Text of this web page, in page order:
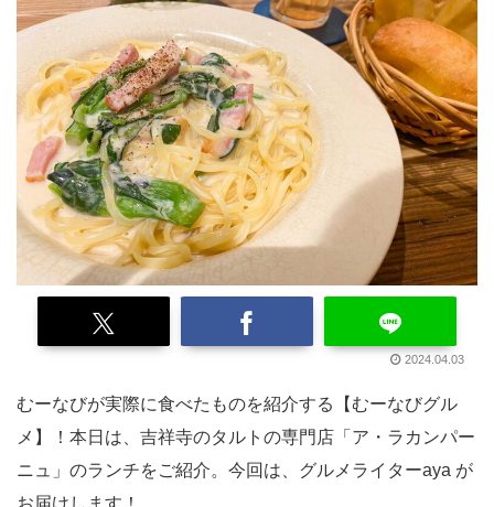
2024.04.03
むーなびが実際に食べたものを紹介する【むーなびグル
メ】！本日は、吉祥寺のタルトの専門店「ア・ラカンパー
ニュ」のランチをご紹介。今回は、グルメライターaya が
お届けします！